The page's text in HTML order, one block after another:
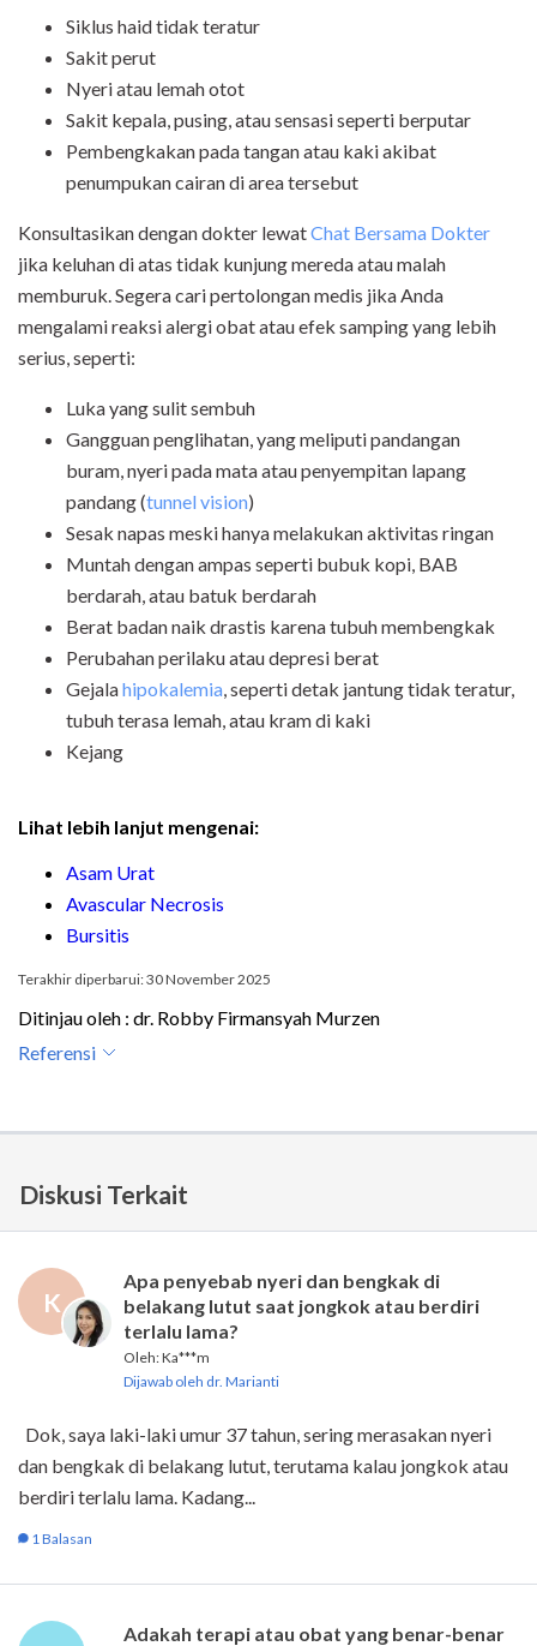
Siklus haid tidak teratur
Sakit perut
Nyeri atau lemah otot
Sakit kepala, pusing, atau sensasi seperti berputar
Pembengkakan pada tangan atau kaki akibat
penumpukan cairan di area tersebut
Konsultasikan dengan dokter lewatChat Bersama Dokter
jika keluhan di atas tidak kunjung mereda atau malah
memburuk. Segera cari pertolongan medis jika Anda
mengalami reaksi alergi obat atau efek samping yang lebih
serius, seperti:
Luka yang sulit sembuh
Gangguan penglihatan, yang meliputi pandangan
buram, nyeri pada mata atau penyempitan lapang
pandang (tunnel vision)
Sesak napas meski hanya melakukan aktivitas ringan
Muntah dengan ampas seperti bubuk kopi, BAB
berdarah, atau batuk berdarah
Berat badan naik drastis karena tubuh membengkak
Perubahan perilaku atau depresi berat
Gejalahipokalemia , seperti detak jantung tidak teratur,
tubuh terasa lemah, atau kram di kaki
Kejang
Lihat lebih lanjut mengenai:
Asam Urat
Avascular Necrosis
Bursitis
Terakhir diperbarui: 30 November 2025